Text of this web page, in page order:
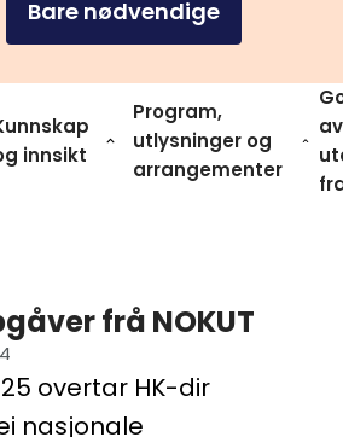
Bare nødvendige
innsikt
Program,
utlysninger og
arrangementer
av
frå NOKUT
overtar HK-dir
nasjonale